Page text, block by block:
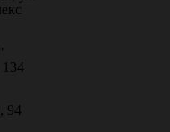
134
94